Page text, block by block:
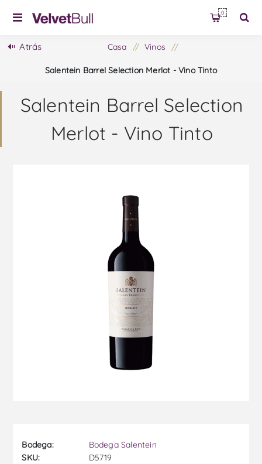
0
Atrás Casa / Vinos /
Salentein Barrel Selection Merlot - Vino Tinto
Salentein Barrel Selection
Merlot - Vino Tinto
Bodega:
Bodega Salentein
SKU:
D5719